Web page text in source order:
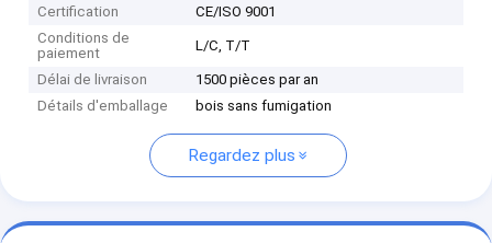
Certification
CE/ISO 9001
Conditions de
paiement
L/C, T/T
Délai de livraison
1500 pièces par an
Détails d'emballage
bois sans fumigation
Regardez plus